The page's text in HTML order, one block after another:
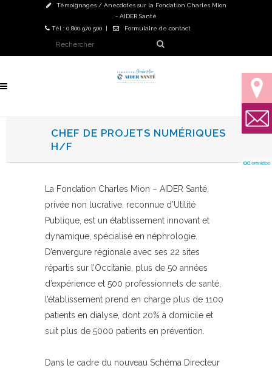
Témoignages / Anecdotes sur la Fondation Charles Mion
- AIDER Santé
Tél : 0 800 970 500 |
Formulaire de contact
CHEF DE PROJETS NUMÉRIQUES
H/F
La Fondation Charles Mion – AIDER Santé,
privée non lucrative, reconnue d’Utilité
Publique, est un établissement innovant et
dynamique, spécialisé en néphrologie.
D’envergure régionale avec ses 22 sites
répartis sur l’Occitanie, plus de 50 années
d’expérience et 500 professionnels de santé,
l’établissement prend en charge plus de 1100
patients en dialyse, dont 20% à domicile et
suit plus de 5000 patients en prévention.
Dans le cadre du nouveau Schéma Directeur